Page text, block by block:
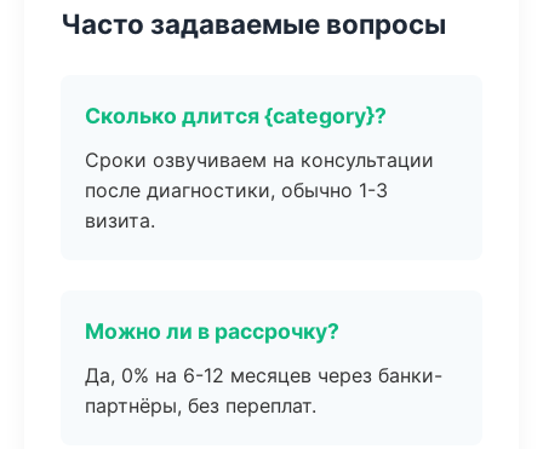
Часто задаваемые вопросы
Сколько длится {category}?
Сроки озвучиваем на консультации
после диагностики, обычно 1-3
визита.
Можно ли в рассрочку?
Да, 0% на 6-12 месяцев через банки-
партнёры, без переплат.